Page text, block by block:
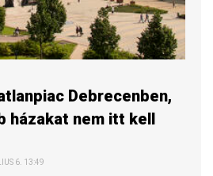
Debrecenben,
házakat nem itt kell
6. 13:49